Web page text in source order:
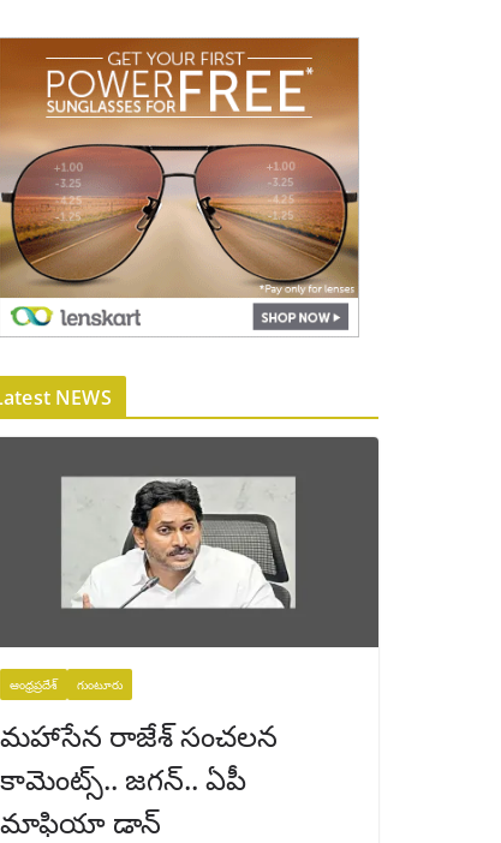
NEWS
ఆంధ్రప్రదేశ్ గుంటూరు
మహాసేన రాజేశ్‌ సంచలన
కామెంట్స్.. జగన్‌.. ఏపీ
మాఫియా డాన్‌